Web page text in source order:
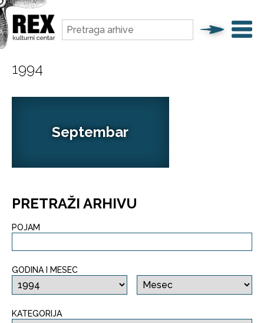
PRETRAŽI ARHIVU
POJAM
GODINA I MESEC
KATEGORIJA
1994
Septembar